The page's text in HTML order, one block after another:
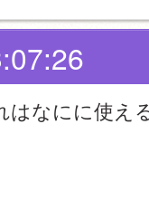
はなにに使え